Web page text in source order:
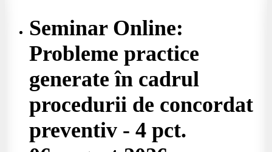
Seminar Online:
Probleme practice
generate în cadrul
procedurii de concordat
preventiv - 4 pct.